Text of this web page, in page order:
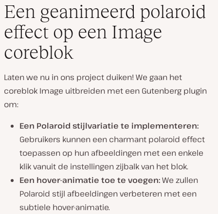
Een geanimeerd polaroid
effect op een Image
coreblok
Laten we nu in ons project duiken! We gaan het
coreblok Image uitbreiden met een Gutenberg plugin
om:
Een Polaroid stijlvariatie te implementeren:
Gebruikers kunnen een charmant polaroid effect
toepassen op hun afbeeldingen met een enkele
klik vanuit de instellingen zijbalk van het blok.
Een hover-animatie toe te voegen:We zullen
Polaroid stijl afbeeldingen verbeteren met een
subtiele hover-animatie.